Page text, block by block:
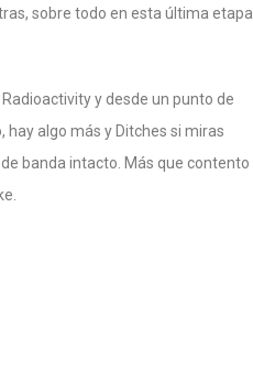
sobre todo en esta última etapa
y desde un punto de
hay algo más y Ditches si miras
banda intacto. Más que contento